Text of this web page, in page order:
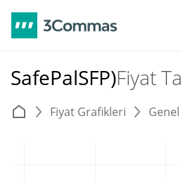
SafePalSFP)Fiyat
Fiyat Grafikleri Genel